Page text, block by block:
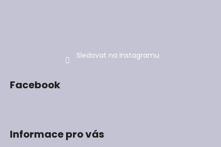
Sledovat na Instagramu
Facebook
Informace pro vás